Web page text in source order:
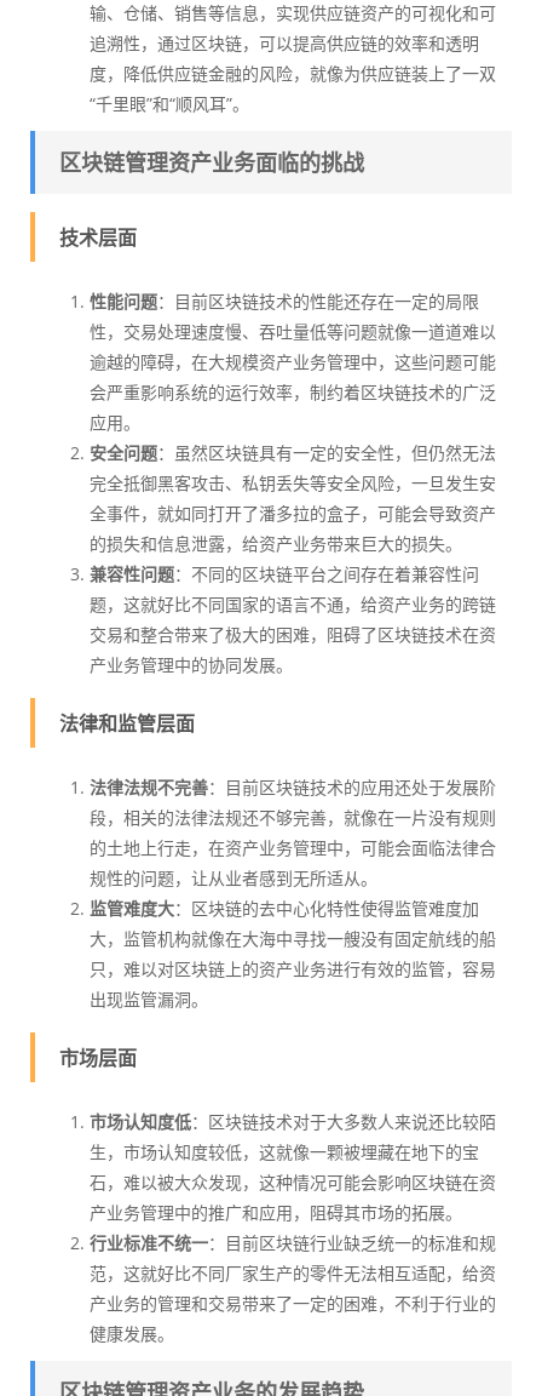
输、仓储、销售等信息，实现供应链资产的可视化和可
追溯性，通过区块链，可以提高供应链的效率和透明
度，降低供应链金融的风险，就像为供应链装上了一双
“千里眼”和“顺风耳”。
区块链管理资产业务面临的挑战
技术层面
性能问题：目前区块链技术的性能还存在一定的局限
性，交易处理速度慢、吞吐量低等问题就像一道道难以
逾越的障碍，在大规模资产业务管理中，这些问题可能
会严重影响系统的运行效率，制约着区块链技术的广泛
应用。
安全问题：虽然区块链具有一定的安全性，但仍然无法
完全抵御黑客攻击、私钥丢失等安全风险，一旦发生安
全事件，就如同打开了潘多拉的盒子，可能会导致资产
的损失和信息泄露，给资产业务带来巨大的损失。
兼容性问题：不同的区块链平台之间存在着兼容性问
题，这就好比不同国家的语言不通，给资产业务的跨链
交易和整合带来了极大的困难，阻碍了区块链技术在资
产业务管理中的协同发展。
法律和监管层面
法律法规不完善：目前区块链技术的应用还处于发展阶
段，相关的法律法规还不够完善，就像在一片没有规则
的土地上行走，在资产业务管理中，可能会面临法律合
规性的问题，让从业者感到无所适从。
监管难度大：区块链的去中心化特性使得监管难度加
大，监管机构就像在大海中寻找一艘没有固定航线的船
只，难以对区块链上的资产业务进行有效的监管，容易
出现监管漏洞。
市场层面
市场认知度低：区块链技术对于大多数人来说还比较陌
生，市场认知度较低，这就像一颗被埋藏在地下的宝
石，难以被大众发现，这种情况可能会影响区块链在资
产业务管理中的推广和应用，阻碍其市场的拓展。
行业标准不统一：目前区块链行业缺乏统一的标准和规
范，这就好比不同厂家生产的零件无法相互适配，给资
产业务的管理和交易带来了一定的困难，不利于行业的
健康发展。